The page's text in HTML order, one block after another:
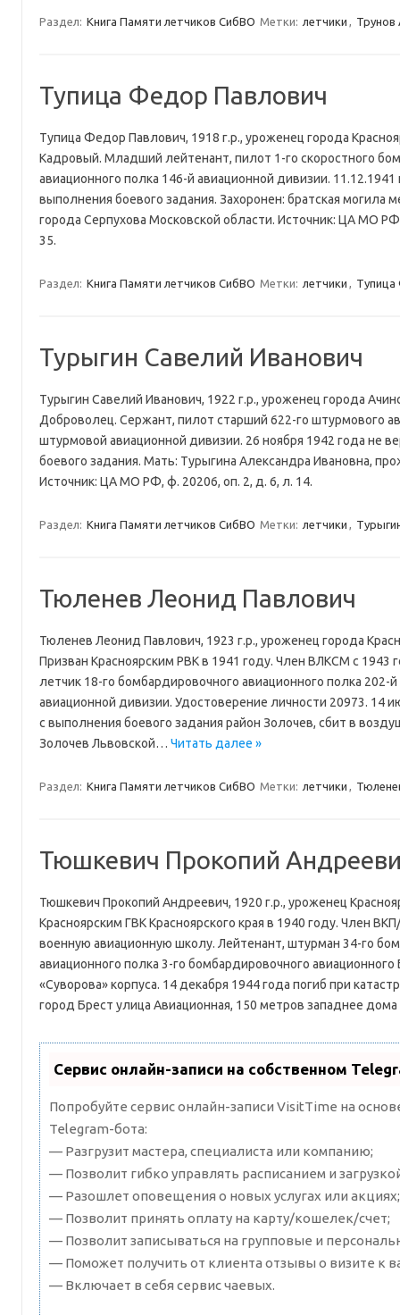
Раздел: Книга Памяти летчиков СибВО Метки: летчики , Трунов
Тупица Федор Павлович
Тупица Федор Павлович, 1918 г.р., уроженец города
Кадровый. Младший лейтенант, пилот 1-го скоростного
авиационного полка 146-й авиационной дивизии. 11.12.1941
выполнения боевого задания. Захоронен: братская могила
города Серпухова Московской области. Источник: ЦА МО
35.
Раздел: Книга Памяти летчиков СибВО Метки: летчики ,
Турыгин Савелий Иванович
Турыгин Савелий Иванович, 1922 г.р., уроженец города
Доброволец. Сержант, пилот старший 622-го штурмового
штурмовой авиационной дивизии. 26 ноября 1942 года не
боевого задания. Мать: Турыгина Александра Ивановна,
Источник: ЦА МО РФ, ф. 20206, оп. 2, д. 6, л. 14.
Раздел: Книга Памяти летчиков СибВО Метки: летчики ,
Тюленев Леонид Павлович
Тюленев Леонид Павлович, 1923 г.р., уроженец города
Призван Красноярским РВК в 1941 году. Член ВЛКСМ с 1943
летчик 18-го бомбардировочного авиационного полка 202-
авиационной дивизии. Удостоверение личности 20973. 14
с выполнения боевого задания район Золочев, сбит в
Золочев Львовской… Читать далее »
Раздел: Книга Памяти летчиков СибВО Метки: летчики ,
Тюшкевич Прокопий
Тюшкевич Прокопий Андреевич, 1920 г.р., уроженец
Красноярским ГВК Красноярского края в 1940 году. Член
военную авиационную школу. Лейтенант, штурман 34-го
авиационного полка 3-го бомбардировочного авиационного
«Суворова» корпуса. 14 декабря 1944 года погиб при
город Брест улица Авиационная, 150 метров западнее
Сервис онлайн-записи на собственном
Попробуйте сервис онлайн-записи VisitTime на
Telegram-бота:
— Разгрузит мастера, специалиста или компанию;
— Позволит гибко управлять расписанием и
— Разошлет оповещения о новых услугах или акциях;
— Позволит принять оплату на карту/кошелек/счет;
— Позволит записываться на групповые и
— Поможет получить от клиента отзывы о визите к
— Включает в себя сервис чаевых.